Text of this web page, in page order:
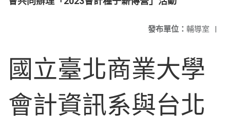
發布單位： 輔導室 |
國立臺北商業大學
會計資訊系與台北